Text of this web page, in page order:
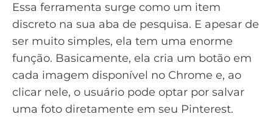
Essa ferramenta surge como um item
discreto na sua aba de pesquisa. E apesar de
ser muito simples, ela tem uma enorme
função. Basicamente, ela cria um botão em
cada imagem disponível no Chrome e, ao
clicar nele, o usuário pode optar por salvar
uma foto diretamente em seu Pinterest.